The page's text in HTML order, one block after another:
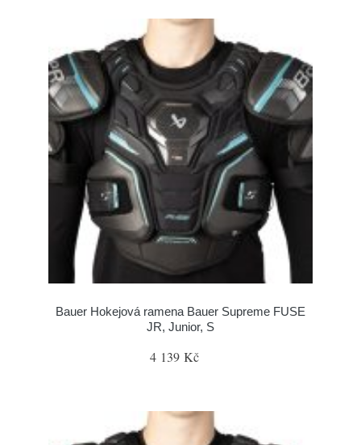
Bauer Hokejová ramena Bauer Supreme FUSE
JR, Junior, S
4 139 Kč